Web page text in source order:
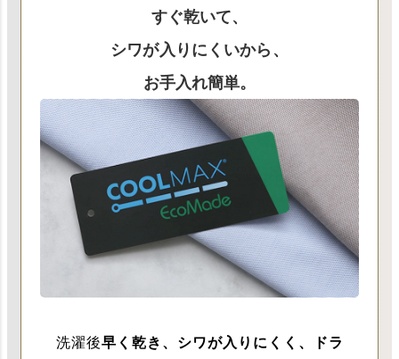
すぐ乾いて、
シワが入りにくいから、
お手入れ簡単。
洗濯後早く乾き、シワが入りにくく、ドラ